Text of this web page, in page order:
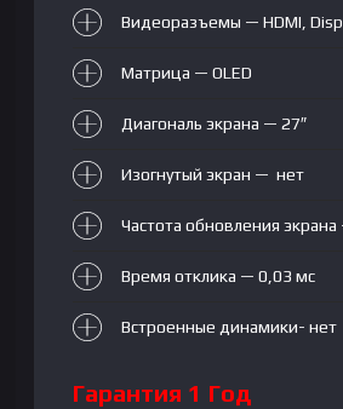
Видеоразъемы — HDMI,
Матрица — OLED
Диагональ экрана — 27″
Изогнутый экран — нет
Частота обновления
Время отклика — 0,03 мс
Встроенные динамики- нет
Гарантия 1 Год